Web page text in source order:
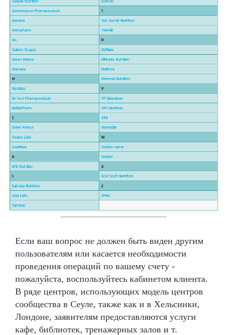
Если ваш вопрос не должен быть виден другим
пользователям или касается необходимости
проведения операций по вашему счету -
пожалуйста, воспользуйтесь кабинетом клиента.
В ряде центров, использующих модель центров
сообщества в Сеуле, также как и в Хельсинки,
Лондоне, заявителям предоставляются услуги
кафе, библиотек, тренажерных залов и т.